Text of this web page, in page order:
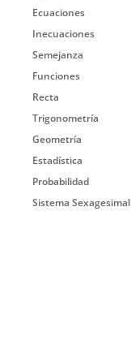
Ecuaciones
Inecuaciones
Semejanza
Funciones
Recta
Trigonometría
Geometría
Estadística
Probabilidad
Sistema Sexagesimal